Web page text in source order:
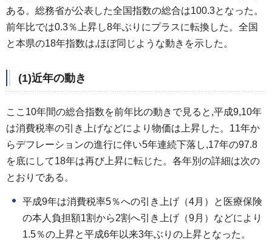
ある。総務省が公表した全国指数の総合は100.3となった。
前年比では0.3％上昇し8年ぶりにプラスに転換した。全国
と本県の18年指数は,ほぼ同じような動きを示した。
(1)近年の動き
ここ10年間の総合指数を前年比の動きで見ると,平成9,10年
は消費税率の引き上げなどにより物価は上昇した。11年か
らデフレーションの進行に伴い5年連続下落し,17年の97.8
を底にして18年は再び上昇に転じた。各年別の詳細は次の
とおりである。
平成9年は消費税率5％への引き上げ（4月）と医療保険
の本人負担額1割から2割へ引き上げ（9月）などにより
1.5％の上昇と平成6年以来3年ぶりの上昇となった。